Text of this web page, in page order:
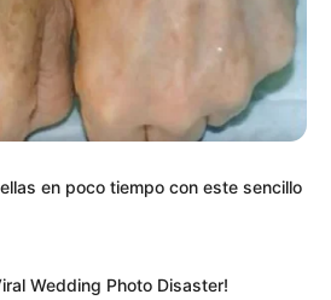
en poco tiempo con este sencillo
Wedding Photo Disaster!